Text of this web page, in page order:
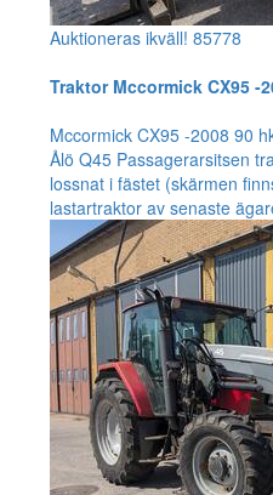
Auktioneras ikväll! 85778
Traktor Mccormick CX95 -
Mccormick CX95 -2008 90
Ålö Q45 Passagerarsitsen
lossnat i fästet (skärmen
lastartraktor av senaste